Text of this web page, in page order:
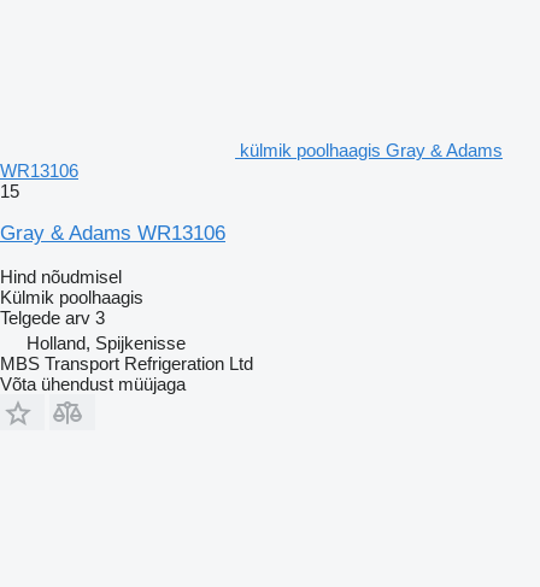
külmik poolhaagis Gray & Adams
WR13106
15
Gray & Adams WR13106
Hind nõudmisel
Külmik poolhaagis
Telgede arv 3
Holland, Spijkenisse
MBS Transport Refrigeration Ltd
Võta ühendust müüjaga